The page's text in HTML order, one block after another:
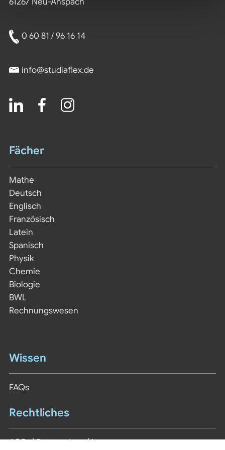
0 60 81 / 96 16 14
info@studiaflex.de
Fächer
Navigation
überspringen
Mathe
Deutsch
Englisch
Französisch
Latein
Spanisch
Physik
Chemie
Biologie
BWL
Rechnungswesen
Wissen
FAQs
Rechtliches
AGBs|Datenschutz|Impressum